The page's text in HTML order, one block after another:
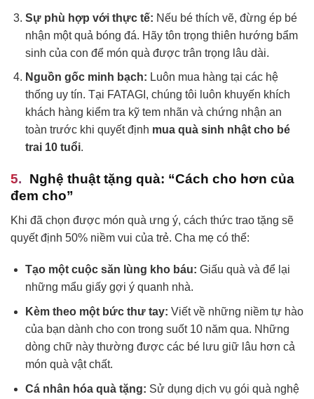
Sự phù hợp với thực tế: Nếu bé thích vẽ, đừng ép bé
nhận một quả bóng đá. Hãy tôn trọng thiên hướng bẩm
sinh của con để món quà được trân trọng lâu dài.
Nguồn gốc minh bạch: Luôn mua hàng tại các hệ
thống uy tín. Tại FATAGI, chúng tôi luôn khuyến khích
khách hàng kiểm tra kỹ tem nhãn và chứng nhận an
toàn trước khi quyết định mua quà sinh nhật cho bé
trai 10 tuổi.
Nghệ thuật tặng quà: “Cách cho hơn của
đem cho”
Khi đã chọn được món quà ưng ý, cách thức trao tặng sẽ
quyết định 50% niềm vui của trẻ. Cha mẹ có thể:
Tạo một cuộc săn lùng kho báu: Giấu quà và để lại
những mẩu giấy gợi ý quanh nhà.
Kèm theo một bức thư tay: Viết về những niềm tự hào
của bạn dành cho con trong suốt 10 năm qua. Những
dòng chữ này thường được các bé lưu giữ lâu hơn cả
món quà vật chất.
Cá nhân hóa quà tặng: Sử dụng dịch vụ gói quà nghệ